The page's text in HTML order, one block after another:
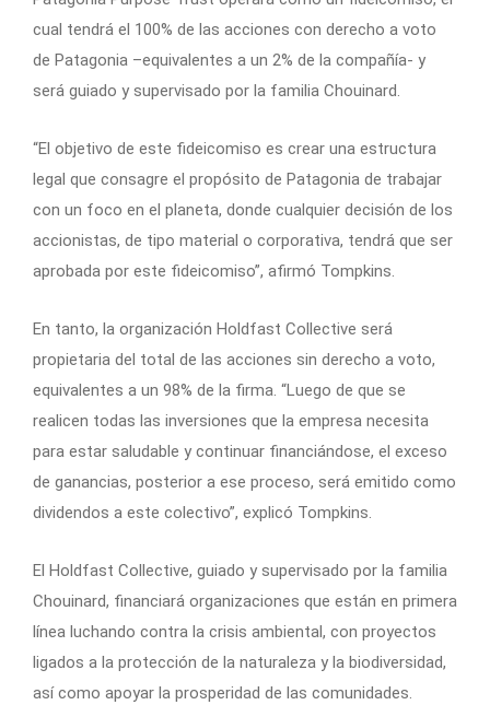
cual tendrá el 100% de las acciones con derecho a voto
de Patagonia –equivalentes a un 2% de la compañía- y
será guiado y supervisado por la familia Chouinard.
“El objetivo de este fideicomiso es crear una estructura
legal que consagre el propósito de Patagonia de trabajar
con un foco en el planeta, donde cualquier decisión de los
accionistas, de tipo material o corporativa, tendrá que ser
aprobada por este fideicomiso”, afirmó Tompkins.
En tanto, la organización Holdfast Collective será
propietaria del total de las acciones sin derecho a voto,
equivalentes a un 98% de la firma. “Luego de que se
realicen todas las inversiones que la empresa necesita
para estar saludable y continuar financiándose, el exceso
de ganancias, posterior a ese proceso, será emitido como
dividendos a este colectivo”, explicó Tompkins.
El Holdfast Collective, guiado y supervisado por la familia
Chouinard, financiará organizaciones que están en primera
línea luchando contra la crisis ambiental, con proyectos
ligados a la protección de la naturaleza y la biodiversidad,
así como apoyar la prosperidad de las comunidades.